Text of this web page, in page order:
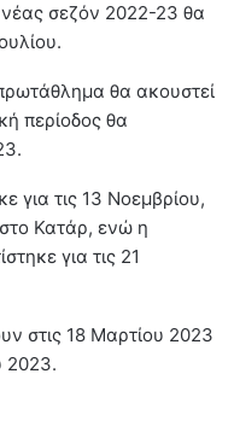
σεζόν 2022-23 θα
θα ακουστεί
περίοδος θα
για τις 13 Νοεμβρίου,
Κατάρ, ενώ η
για τις 21
στις 18 Μαρτίου 2023
2023.